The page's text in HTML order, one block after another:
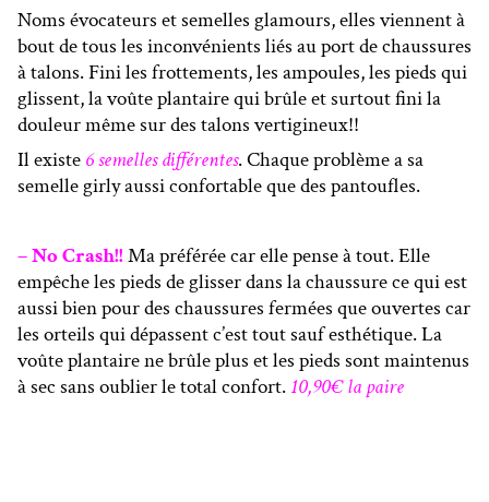
Noms évocateurs et semelles glamours, elles viennent à
bout de tous les inconvénients liés au port de chaussures
à talons. Fini les frottements, les ampoules, les pieds qui
glissent, la voûte plantaire qui brûle et surtout fini la
douleur même sur des talons vertigineux!!
Il existe 6 semelles différentes. Chaque problème a sa
semelle girly aussi confortable que des pantoufles.
– No Crash!!Ma préférée car elle pense à tout. Elle
empêche les pieds de glisser dans la chaussure ce qui est
aussi bien pour des chaussures fermées que ouvertes car
les orteils qui dépassent c’est tout sauf esthétique. La
voûte plantaire ne brûle plus et les pieds sont maintenus
à sec sans oublier le total confort. 10,90€ la paire